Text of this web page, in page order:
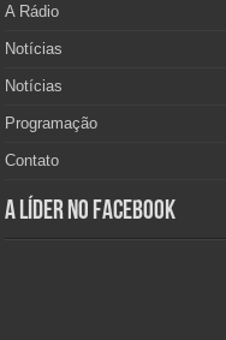
A Rádio
Notícias
Notícias
Programação
Contato
A Líder no Facebook